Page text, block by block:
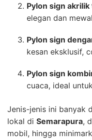
Pylon sign
elegan dan
Pylon sign
kesan eksklusif,
Pylon sign
cuaca, ideal
Jenis-jenis ini banyak
lokal di Semarapura,
mobil, hingga